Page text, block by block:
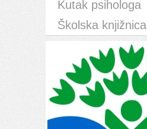
Kutak psihologa
Školska knjižnica